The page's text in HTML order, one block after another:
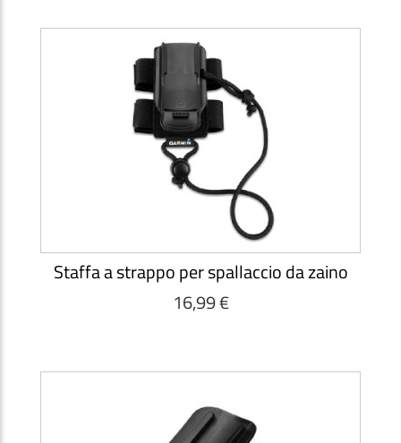
Staffa a strappo per spallaccio da zaino
16,99 €